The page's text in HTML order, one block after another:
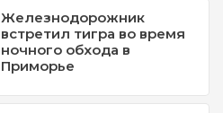
Железнодорожник
встретил тигра во время
ночного обхода в
Приморье